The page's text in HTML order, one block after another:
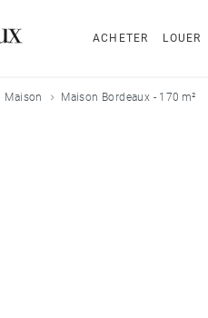
ACHETER LOUER
Maison Maison Bordeaux - 170 m²